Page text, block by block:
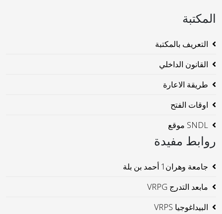
المكتبة
التعريف بالمكتبة
القانون الداخلي
طريقة الاعارة
اوقات الفتح
SNDL موقع
روابط مفيدة
جامعة وهران1 أحمد بن بلة
مابعد التدرج VRPG
البيداغوجيا VRPS